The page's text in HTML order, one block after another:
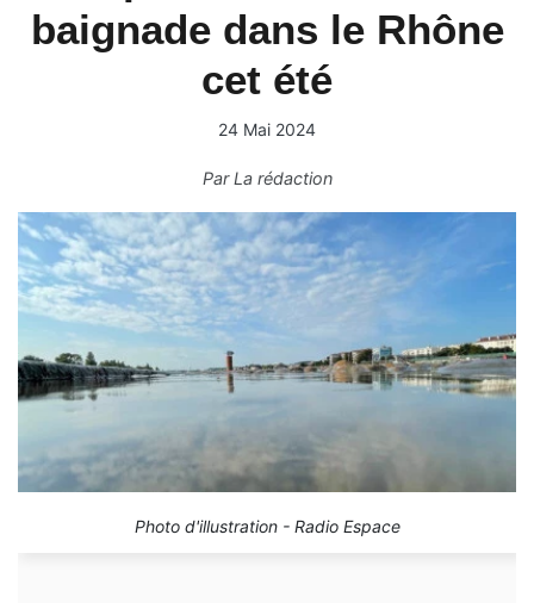
baignade dans le Rhône
cet été
24 Mai 2024
ParLa rédaction
Photo d'illustration - Radio Espace